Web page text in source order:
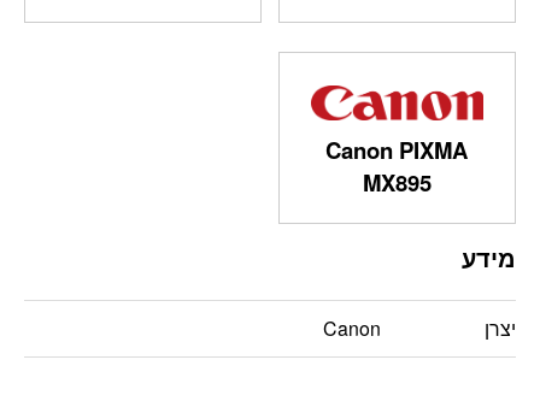
Canon PIXMA
MX895
מידע
יצרן Canon